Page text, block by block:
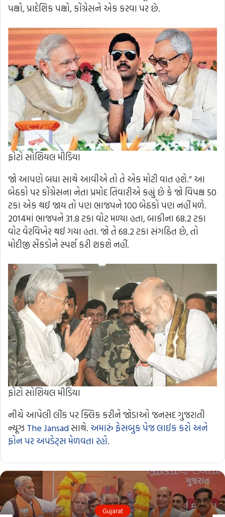
પક્ષો, પ્રાદેશિક પક્ષો, કોંગ્રેસને એક કરવા પર છે.
ફોટો સોશિયલ મીડિયા
જો આપણે બધા સાથે આવીએ તો તે એક મોટી વાત હશે.” આ
બેઠકો પર કોંગ્રેસના નેતા પ્રમોદ તિવારીએ કહ્યું છે કે જો વિપક્ષ 50
ટકા એક થઈ જાય તો પણ ભાજપને 100 બેઠકો પણ નહીં મળે.
2014માં ભાજપને 31.8 ટકા વોટ મળ્યા હતા, બાકીના 68.2 ટકા
વોટ વેરવિખેર થઈ ગયા હતા. જો તે 68.2 ટકા સંગઠિત છે, તો
મોદીજી સેંકડોને સ્પર્શ કરી શકશે નહીં.
ફોટો સોશિયલ મીડિયા
નીચે આપેલી લીંક પર ક્લિક કરીને જોડાઓ જનસદ ગુજરાતી
ન્યૂઝ The Jansadસાથે. અમારું ફેસબુક પેજ લાઈક કરો અને
ફોન પર અપડેટ્સ મેળવતા રહો.
Gujarat